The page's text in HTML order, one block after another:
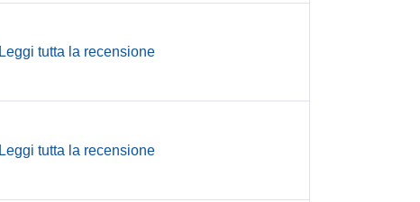
Leggi tutta la recensione
Leggi tutta la recensione